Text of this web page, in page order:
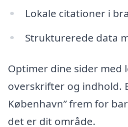
Lokale citationer i
Strukturerede data
Optimer dine sider med
overskrifter og indhold.
København” frem for
det er dit område.